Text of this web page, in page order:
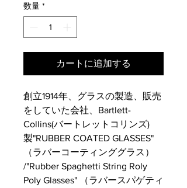
数量 *
カートに追加する
創立1914年、グラスの製造、販売
をしていた会社、Bartlett-
Collins(バートレットコリンズ)
製"RUBBER COATED GLASSES"
（ラバーコーティンググラス）
/"Rubber Spaghetti String Roly
Poly Glasses" （ラバースパゲティ